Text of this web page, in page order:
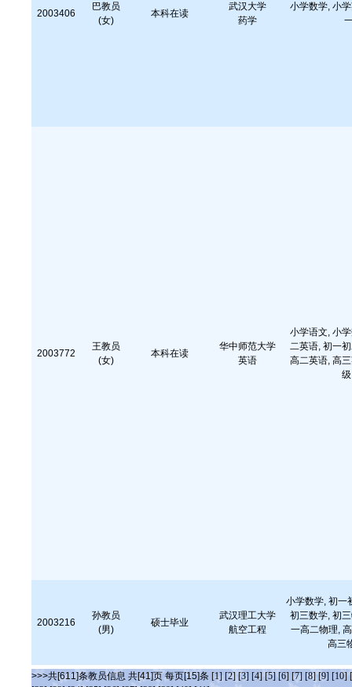
2003406
巴教员
(女)
本科在读
武汉大学
药学
小学数学, 小
2003772
王教员
(女)
本科在读
华中师范大学
英语
小学语文, 小
二英语, 初一
高二英语, 高
2003216
孙教员
(男)
硕士毕业
武汉理工大学
航空工程
小学数学, 初一
初三数学, 初
一高二物理,
高三
>>>共[611]条教员信息 共[41]页 每页[15]条 [1] [2] [3] [4] [5] [6] [7] [8] [9] [10]